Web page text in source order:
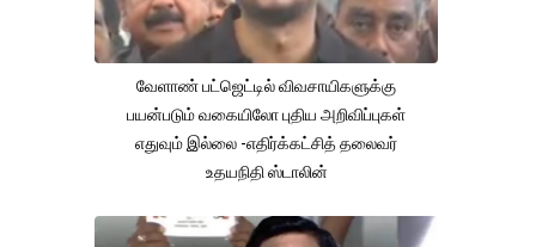
வேளாண் பட்ஜெட்டில் விவசாயிகளுக்கு
பயன்படும் வகையிலோ புதிய அறிவிப்புகள்
எதுவும் இல்லை -எதிர்க்கட்சித் தலைவர்
உதயநிதி ஸ்டாலின்